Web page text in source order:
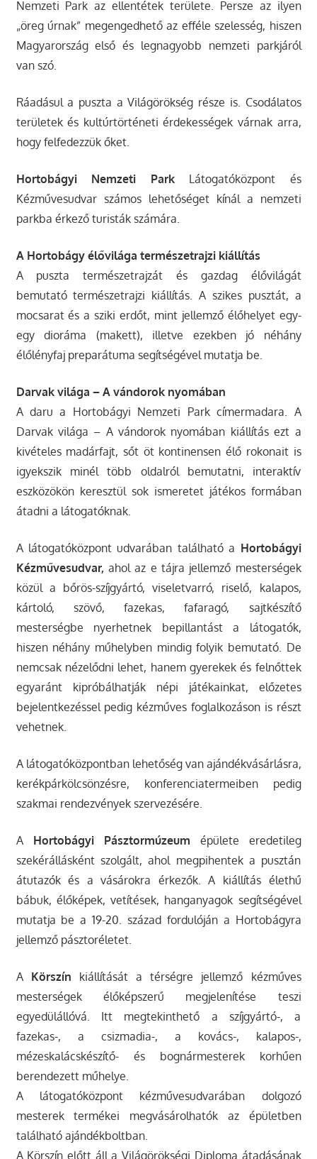
Nemzeti Park az ellentétek területe. Persze az ilyen
„öreg úrnak” megengedhető az efféle szelesség, hiszen
Magyarország első és legnagyobb nemzeti parkjáról
van szó.
Ráadásul a puszta a Világörökség része is. Csodálatos
területek és kultúrtörténeti érdekességek várnak arra,
hogy felfedezzük őket.
Hortobágyi Nemzeti ParkLátogatóközpont és
Kézművesudvar számos lehetőséget kínál a nemzeti
parkba érkező turisták számára.
A Hortobágy élővilága­ természetrajzi kiállítás
A puszta természetrajzát és gazdag élővilágát
bemutató természetrajzi kiállítás. A szikes pusztát, a
mocsarat és a sziki erdőt, mint jellemző élőhelyet egy-
egy dioráma (makett), illetve ezekben jó néhány
élőlényfaj preparátuma segítségével mutatja be.
Darvak világa – A vándorok nyomában
A daru a Hortobágyi Nemzeti Park címermadara. A
Darvak világa – A vándorok nyomában kiállítás ezt a
kivételes madárfajt, sőt öt kontinensen élő rokonait is
igyekszik minél több oldalról bemutatni, interaktív
eszközökön keresztül sok ismeretet játékos formában
átadni a látogatóknak.
A látogatóközpont udvarában található a Hortobágyi
Kézművesudvar, ahol az e tájra jellemző mesterségek
közül a bőrös-szíjgyártó, viseletvarró, riselő, kalapos,
kártoló, szövő, fazekas, fafaragó, sajtkészítő
mesterségbe nyerhetnek bepillantást a látogatók,
hiszen néhány műhelyben mindig folyik bemutató. De
nemcsak nézelődni lehet, hanem gyerekek és felnőttek
egyaránt kipróbálhatják népi játékainkat, előzetes
bejelentkezéssel pedig kézműves foglalkozáson is részt
vehetnek.
A látogatóközpontban lehetőség van ajándékvásárlásra,
kerékpárkölcsönzésre, konferenciatermeiben pedig
szakmai rendezvények szervezésére.
AHortobágyi Pásztormúzeum épülete eredetileg
szekérállásként szolgált, ahol megpihentek a pusztán
átutazók és a vásárokra érkezők. A kiállítás élethű
bábuk, élőképek, vetítések, hanganyagok segítségével
mutatja be a 19-20. század fordulóján a Hortobágyra
jellemző pásztoréletet.
A Körszín kiállítását a térségre jellemző kézműves
mesterségek élőképszerű megjelenítése teszi
egyedülállóvá. Itt megtekinthető a szíjgyártó-, a
fazekas-, a csizmadia-, a kovács-, kalapos-,
mézeskalácskészítő- és bognármesterek korhűen
berendezett műhelye.
A látogatóközpont kézművesudvarában dolgozó
mesterek termékei megvásárolhatók az épületben
található ajándékboltban.
A Körszín előtt áll a Világörökségi Diploma átadásának